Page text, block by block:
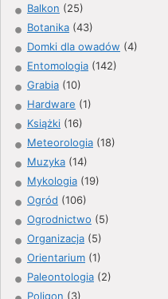
Balkon (25)
Botanika (43)
Domki dla owadów (4)
Entomologia (142)
Grabia (10)
Hardware (1)
Książki (16)
Meteorologia (18)
Muzyka (14)
Mykologia (19)
Ogród (106)
Ogrodnictwo (5)
Organizacja (5)
Orientarium (1)
Paleontologia (2)
Poligon (3)